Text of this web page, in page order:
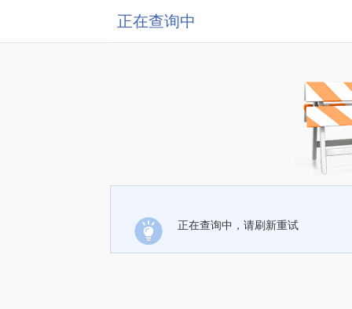
正在查询中
正在查询中，请刷新重试